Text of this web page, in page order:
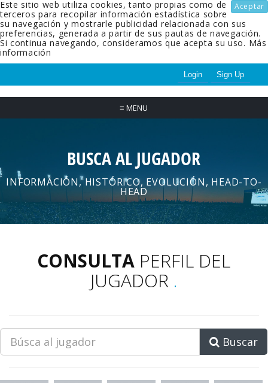
Aceptar
Este sitio web utiliza cookies, tanto propias como de
terceros para recopilar información estadística sobre
su navegación y mostrarle publicidad relacionada con sus
preferencias, generada a partir de sus pautas de navegación.
Si continua navegando, consideramos que acepta su uso. Más
información
Login Sign Up
≡ MENU
BUSCA AL JUGADOR
INFORMACIÓN, HISTÓRICO, EVOLUCIÓN, HEAD-TO-
HEAD
CONSULTA PERFIL DEL
JUGADOR .
Buscar